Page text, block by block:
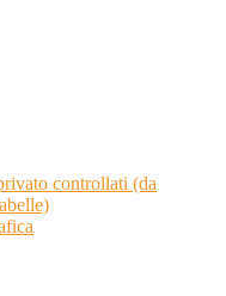
controllati (da